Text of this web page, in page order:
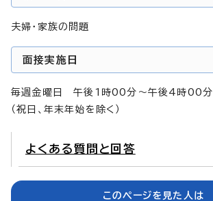
夫婦・家族の問題
面接実施日
毎週金曜日 午後1時00分～午後4時00分
（祝日、年末年始を除く）
よくある質問と回答
このページを見た人は